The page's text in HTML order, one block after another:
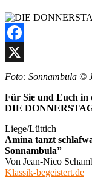
Facebook
X
Foto: Sonnambula ©
Für Sie und Euch in
DIE
Liege/Lüttich
Amina tanzt
Sonnambula”
Von Jean-Nico
Klassik-begeistert.de